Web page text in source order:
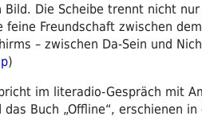
Die Scheibe trennt nicht nur
Freundschaft zwischen
– zwischen Da-Sein und
)
im literadio-Gespräch mit
Buch „Offline“, erschienen in